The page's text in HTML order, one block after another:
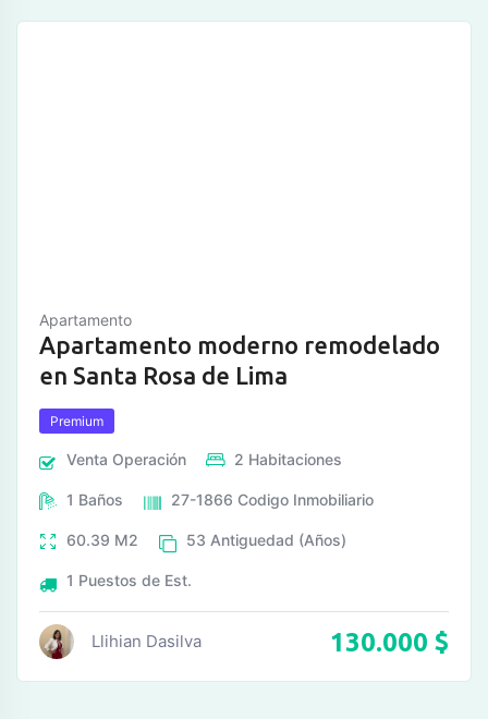
Apartamento
Apartamento moderno remodelado
en Santa Rosa de Lima
Premium
Venta Operación 2 Habitaciones
1 Baños 27-1866 Codigo Inmobiliario
60.39 M2 53 Antiguedad (Años)
1 Puestos de Est.
Llihian Dasilva 130.000 $